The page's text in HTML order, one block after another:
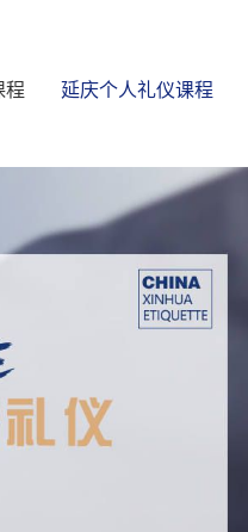
程 延庆个人礼仪课程